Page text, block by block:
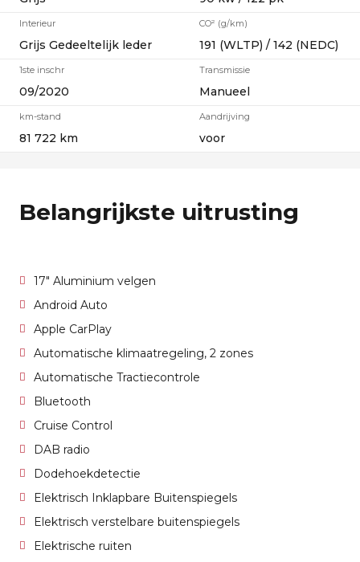
Interieur
Grijs Gedeeltelijk leder
1ste inschr
09/2020
km-stand
81 722 km
CO² (g/km)
191 (WLTP) / 142 (NEDC)
Transmissie
Manueel
Aandrijving
voor
Belangrijkste uitrusting
17" Aluminium velgen
Android Auto
Apple CarPlay
Automatische klimaatregeling, 2 zones
Automatische Tractiecontrole
Bluetooth
Cruise Control
DAB radio
Dodehoekdetectie
Elektrisch Inklapbare Buitenspiegels
Elektrisch verstelbare buitenspiegels
Elektrische ruiten